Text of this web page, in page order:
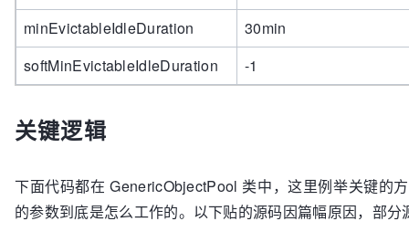
minEvictableIdleDuration
30min
softMinEvictableIdleDuration
-1
关键逻辑
下面代码都在 GenericObjectPool 类中，这里例举关键的
的参数到底是怎么工作的。以下贴的源码因篇幅原因，部